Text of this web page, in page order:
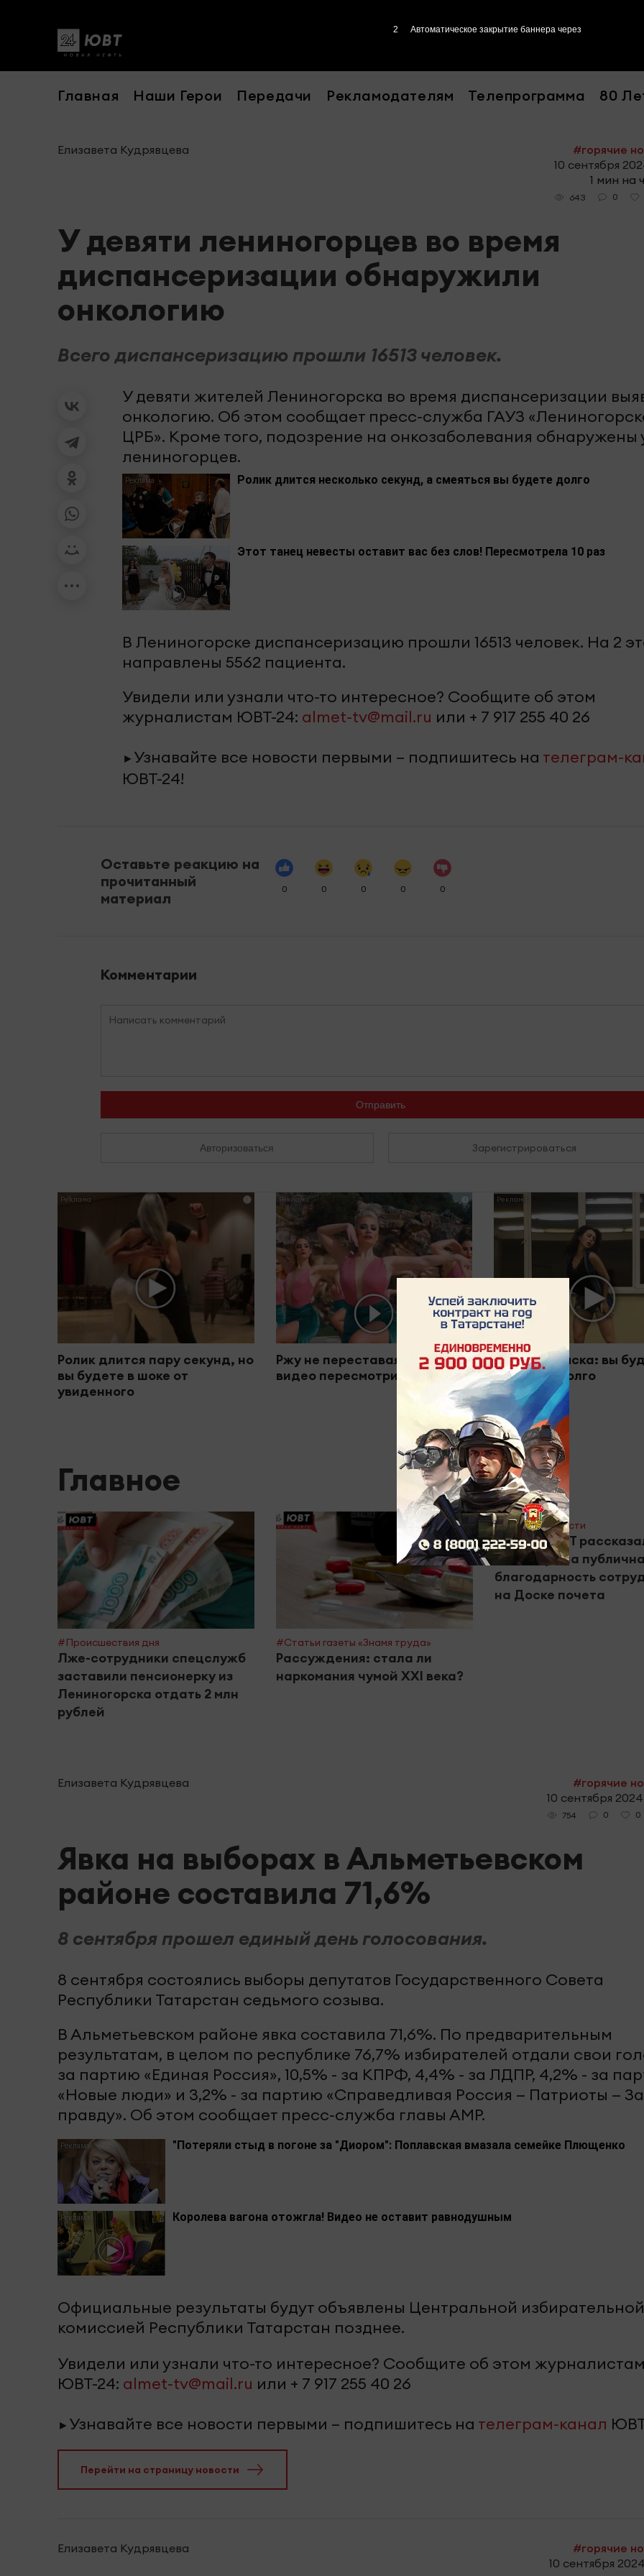
Главная Наши Герои Передачи Рекламодателям Телепрограмма 80
Елизавета Кудрявцева
#горячие
10 сентября
1 мин на
643 0
У девяти лениногорцев во время
диспансеризации обнаружили
онкологию
Всего диспансеризацию прошли 16513 человек.
У девяти жителей Лениногорска во время диспансеризации
онкологию. Об этом сообщает пресс-служба ГАУЗ
ЦРБ». Кроме того, подозрение на онкозаболевания обнаружены
лениногорцев.
Ролик длится несколько секунд, а смеяться вы будете долго
Этот танец невесты оставит вас без слов! Пересмотрела 10 раз
В Лениногорске диспансеризацию прошли 16513 человек. На 2
направлены 5562 пациента.
Увидели или узнали что-то интересное? Сообщите об этом
журналистам ЮВТ-24: almet-tv@mail.ru или + 7 917 255 40 26
► Узнавайте все новости первыми – подпишитесь на телеграм-
ЮВТ-24!
Оставьте реакцию на
прочитанный
материал
0 0 0 0 0
Комментарии
Отправить
Авторизоваться Зарегистрироваться
Ролик длится пару секунд, но
вы будете в шоке от
увиденного
Ржу не переставая, это
видео пересмотришь не раз
Ролик из Омска: вы
смеяться долго
Главное
#Происшествия дня
Лже-сотрудники спецслужб
заставили пенсионерку из
Лениногорска отдать 2 млн
рублей
#Статьи газеты «Знамя труда»
Рассуждения: стала ли
наркомания чумой XXI века?
#Горячие новости
Эксперты РТ
зачем нужна
благодарность
на Доске почета
Елизавета Кудрявцева
#горячие
10 сентября
754 0 0
Явка на выборах в Альметьевском
районе составила 71,6%
8 сентября прошел единый день голосования.
8 сентября состоялись выборы депутатов Государственного Совета
Республики Татарстан седьмого созыва.
В Альметьевском районе явка составила 71,6%. По предварительным
результатам, в целом по республике 76,7% избирателей отдали свои
за партию «Единая Россия», 10,5% - за КПРФ, 4,4% - за ЛДПР, 4,2% - за
«Новые люди» и 3,2% - за партию «Справедливая Россия — Патриоты — За
правду». Об этом сообщает пресс-служба главы АМР.
"Потеряли стыд в погоне за "Диором": Поплавская вмазала семейке Плющенко
Королева вагона отожгла! Видео не оставит равнодушным
Официальные результаты будут объявлены Центральной избирательной
комиссией Республики Татарстан позднее.
Увидели или узнали что-то интересное? Сообщите об этом
ЮВТ-24: almet-tv@mail.ru или + 7 917 255 40 26
► Узнавайте все новости первыми – подпишитесь на телеграм-канал
Перейти на страницу новости
Елизавета Кудрявцева
#горячие
10 сентября
1 Автоматическое закрытие баннера через